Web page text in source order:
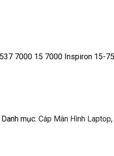
7000 15 7000 Inspiron 15-
Danh mục: Cáp Màn Hình Laptop,